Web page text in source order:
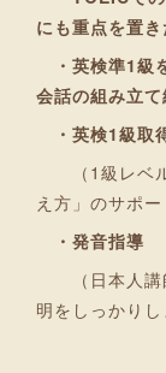
にも重点を置
・英検準1級
会話の組み立て
・英検1級取
（1級レベル
え方」のサポー
・発音指導
（日本人講
明をしっかりし